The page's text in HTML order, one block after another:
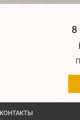
8
КОНТАКТЫ